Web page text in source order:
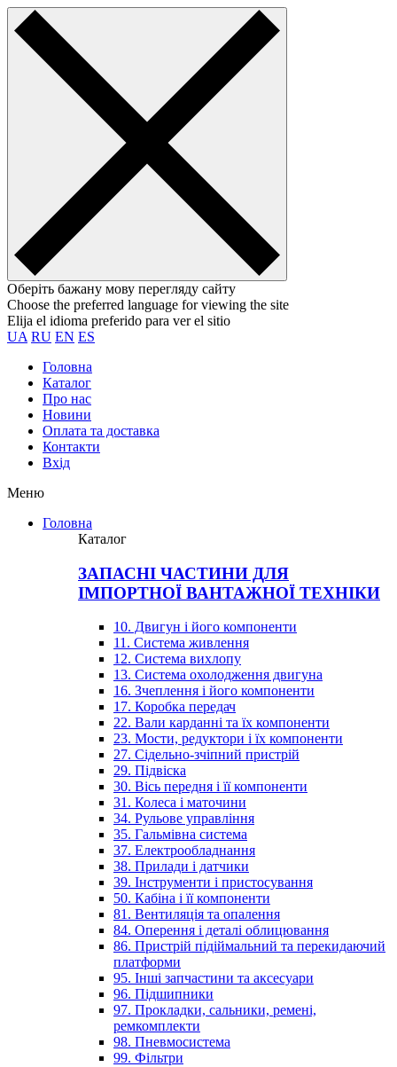
Оберіть бажану мову перегляду сайту
Choose the preferred language for viewing the site
Elija el idioma preferido para ver el sitio
UA RU EN ES
Головна
Каталог
Про нас
Новини
Оплата та доставка
Контакти
Вхiд
Меню
Головна
Каталог
ЗАПАСНІ ЧАСТИНИ ДЛЯ
ІМПОРТНОЇ ВАНТАЖНОЇ ТЕХНІКИ
10. Двигун і його компоненти
11. Система живлення
12. Система вихлопу
13. Система охолодження двигуна
16. Зчеплення і його компоненти
17. Коробка передач
22. Вали карданні та їх компоненти
23. Мости, редуктори і їх компоненти
27. Сідельно-зчіпний пристрій
29. Підвіска
30. Вісь передня і її компоненти
31. Колеса і маточини
34. Рульове управління
35. Гальмівна система
37. Електрообладнання
38. Прилади і датчики
39. Інструменти і пристосування
50. Кабіна і її компоненти
81. Вентиляція та опалення
84. Оперення і деталі облицювання
86. Пристрій підіймальний та перекидаючий
платформи
95. Інші запчастини та аксесуари
96. Підшипники
97. Прокладки, сальники, ремені,
ремкомплекти
98. Пневмосистема
99. Фільтри